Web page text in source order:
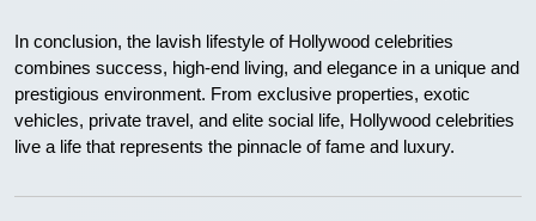
In conclusion, the lavish lifestyle of Hollywood celebrities
combines success, high-end living, and elegance in a unique and
prestigious environment. From exclusive properties, exotic
vehicles, private travel, and elite social life, Hollywood celebrities
live a life that represents the pinnacle of fame and luxury.